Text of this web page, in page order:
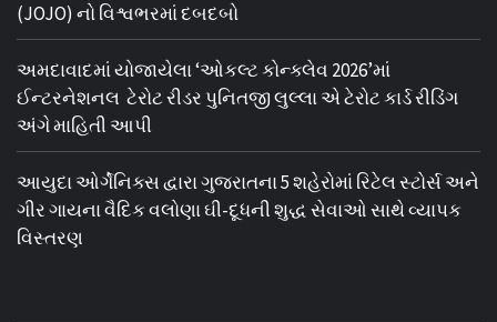
(JOJO) નો વિશ્વભરમાં દબદબો
અમદાવાદમાં યોજાયેલા ‘ઓકલ્ટ કોન્ક્લેવ 2026’માં
ઈન્ટરનેશનલ ટેરોટ રીડર પુનિતજી લુલ્લા એ ટેરોટ કાર્ડ રીડિંગ
અંગે માહિતી આપી
આયુદા ઓર્ગેનિક્સ દ્વારા ગુજરાતના 5 શહેરોમાં રિટેલ સ્ટોર્સ અને
ગીર ગાયના વૈદિક વલોણા ઘી-દૂધની શુદ્ધ સેવાઓ સાથે વ્યાપક
વિસ્તરણ